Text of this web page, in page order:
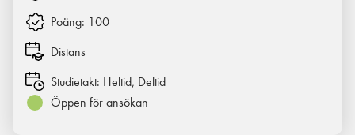
Poäng: 100
Distans
Studietakt: Heltid, Deltid
Öppen för ansökan